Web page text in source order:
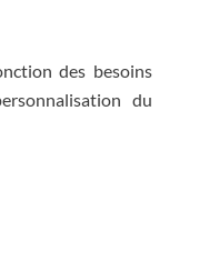
des besoins
du